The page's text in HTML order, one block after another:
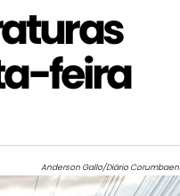
feira
Anderson Gallo/Diário